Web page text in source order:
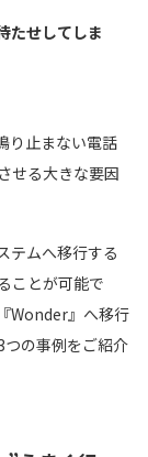
たせしてしま
り止まない電話
せる大きな要因
テムへ移行する
ことが可能で
Wonder』へ移行
の事例をご紹介